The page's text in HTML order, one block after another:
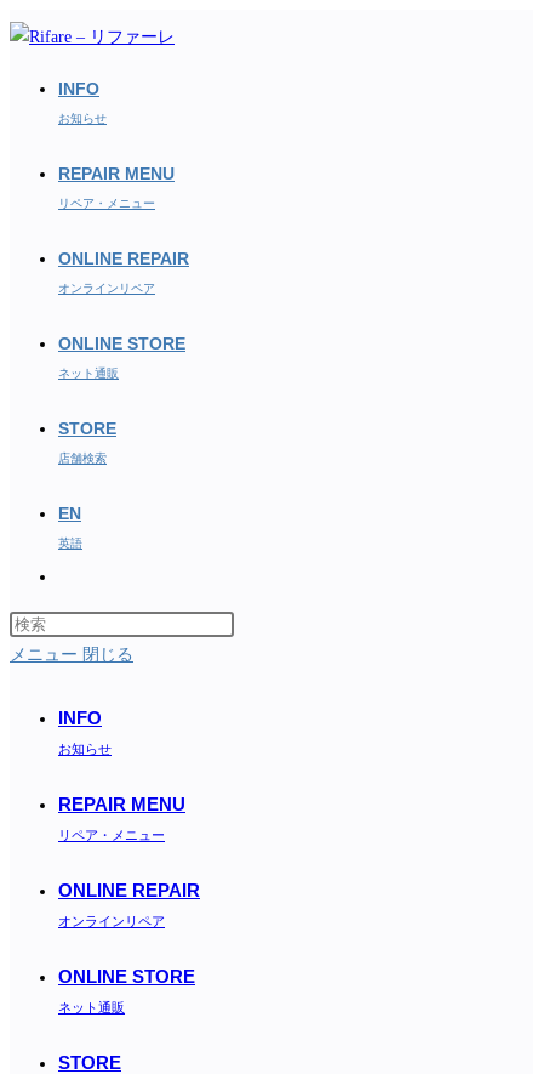
コ
INFO
お知らせ
REPAIR MENU
リペア・メニュー
ONLINE REPAIR
オンラインリペア
ONLINE STORE
ネット通販
STORE
店舗検索
EN
英語
search
メニュー 閉じる
INFO
お知らせ
REPAIR MENU
リペア・メニュー
ONLINE REPAIR
オンラインリペア
ONLINE STORE
ネット通販
STORE